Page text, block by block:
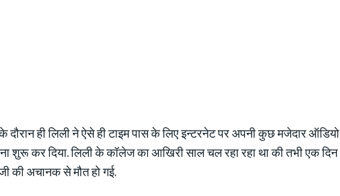
ही लिली ने ऐसे ही टाइम पास के लिए इन्टरनेट पर अपनी कुछ मजेदार ऑडियो
शुरू कर दिया. लिली के कॉलेज का आखिरी साल चल रहा रहा था की तभी एक दिन
की अचानक से मौत हो गई.